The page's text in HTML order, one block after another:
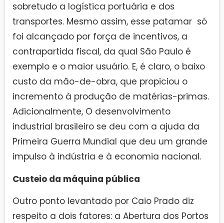
sobretudo a logística portuária e dos
transportes. Mesmo assim, esse patamar só
foi alcançado por força de incentivos, a
contrapartida fiscal, da qual São Paulo é
exemplo e o maior usuário. E, é claro, o baixo
custo da mão-de-obra, que propiciou o
incremento à produção de matérias-primas.
Adicionalmente, O desenvolvimento
industrial brasileiro se deu com a ajuda da
Primeira Guerra Mundial que deu um grande
impulso à indústria e à economia nacional.
Custeio da máquina pública
Outro ponto levantado por Caio Prado diz
respeito a dois fatores: a Abertura dos Portos